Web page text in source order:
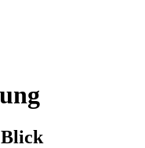
Blick